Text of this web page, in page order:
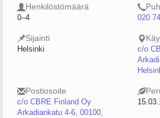
Henkilöstömäärä
0–4 020
Sijainti
Helsinki
c/o
Postiosoite
c/o CBRE Finland Oy
Arkadiankatu 4-6, 00100,